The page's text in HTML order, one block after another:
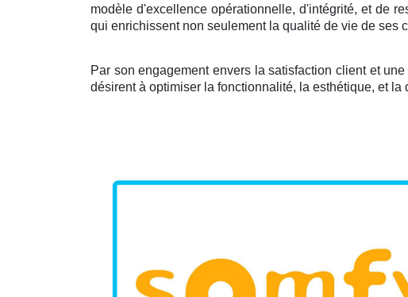
modèle d'excellence opérationnelle, d'intégrité, et de
qui enrichissent non seulement la qualité de vie de ses
Par son engagement envers la satisfaction client et
désirent à optimiser la fonctionnalité, la esthétique, et